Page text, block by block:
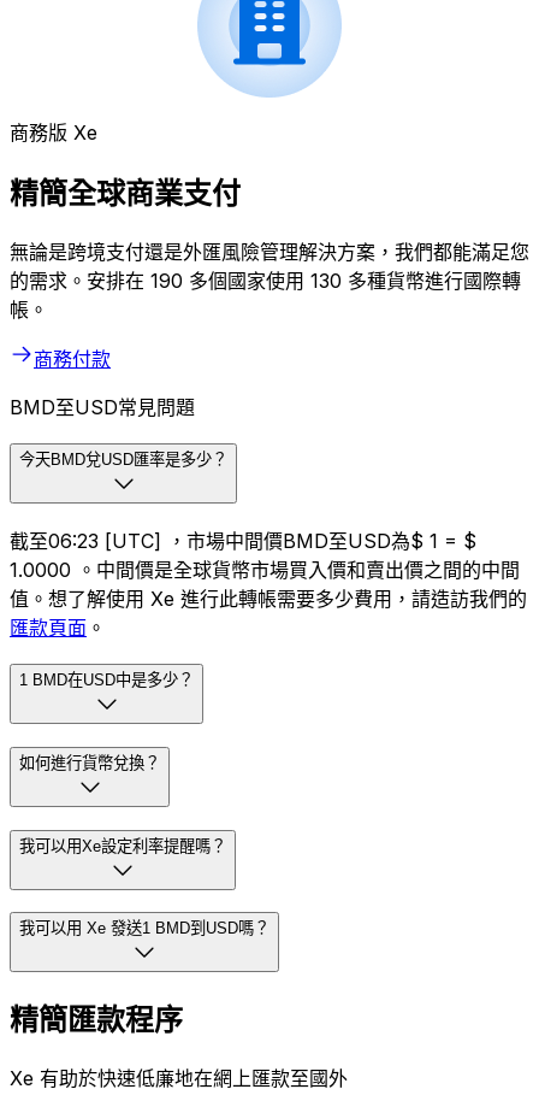
商務版 Xe
精簡全球商業支付
無論是跨境支付還是外匯風險管理解決方案，我們都能滿足您
的需求。安排在 190 多個國家使用 130 多種貨幣進行國際轉
帳。
商務付款
BMD至USD常見問題
今天BMD兌USD匯率是多少？
截至06:23 [UTC] ，市場中間價BMD至USD為$ 1 = $
1.0000 。中間價是全球貨幣市場買入價和賣出價之間的中間
值。想了解使用 Xe 進行此轉帳需要多少費用，請造訪我們的
匯款頁面 。
1 BMD在USD中是多少？
如何進行貨幣兌換？
我可以用Xe設定利率提醒嗎？
我可以用 Xe 發送1 BMD到USD嗎？
精簡匯款程序
Xe 有助於快速低廉地在網上匯款至國外